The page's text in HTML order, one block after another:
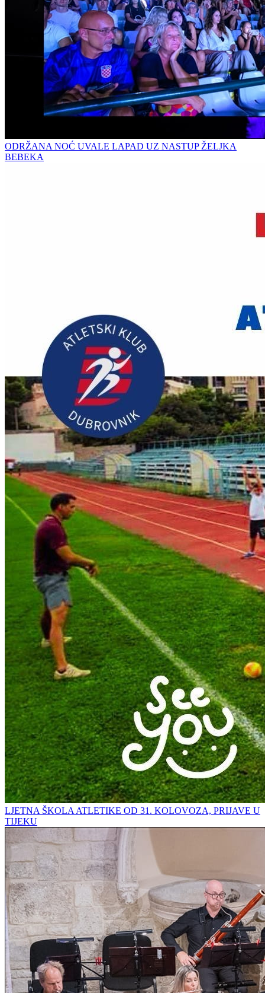
ODRŽANA NOĆ UVALE LAPAD UZ NASTUP ŽELJKA
BEBEKA
LJETNA ŠKOLA ATLETIKE OD 31. KOLOVOZA, PRIJAVE U
TIJEKU